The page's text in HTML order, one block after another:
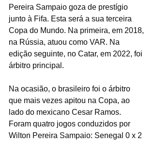
Pereira Sampaio goza de prestígio
junto à Fifa. Esta será a sua terceira
Copa do Mundo. Na primeira, em 2018,
na Rússia, atuou como VAR. Na
edição seguinte, no Catar, em 2022, foi
árbitro principal.
Na ocasião, o brasileiro foi o árbitro
que mais vezes apitou na Copa, ao
lado do mexicano Cesar Ramos.
Foram quatro jogos conduzidos por
Wilton Pereira Sampaio: Senegal 0 x 2